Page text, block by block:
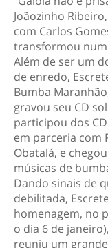
Joãozinho
com Carlos
transformou
Além de ser um
de enredo,
Bumba
gravou seu CD
participou dos
em parceria com
Obatalá, e
músicas de
Dando sinais de
debilitada,
homenagem, no
o dia 6 de
reuniu um